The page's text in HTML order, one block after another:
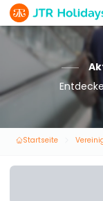
Startseite